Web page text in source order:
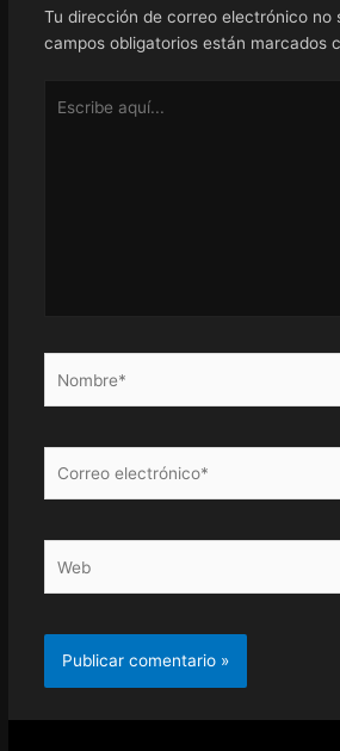
Tu dirección de correo electrónico no
campos obligatorios están marcados
aquí...
electrónico*